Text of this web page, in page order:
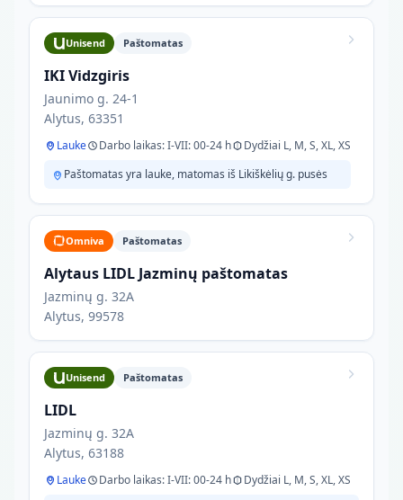
Unisend Paštomatas
IKI Vidzgiris
Jaunimo g. 24-1
Alytus, 63351
Lauke Darbo laikas: I-VII: 00-24 h
Dydžiai L, M, S, XL, XS
Paštomatas yra lauke, matomas iš Likiškėlių g. pusės
Omniva Paštomatas
Alytaus LIDL Jazminų paštomatas
Jazminų g. 32A
Alytus, 99578
Unisend Paštomatas
LIDL
Jazminų g. 32A
Alytus, 63188
Lauke Darbo laikas: I-VII: 00-24 h
Dydžiai L, M, S, XL, XS